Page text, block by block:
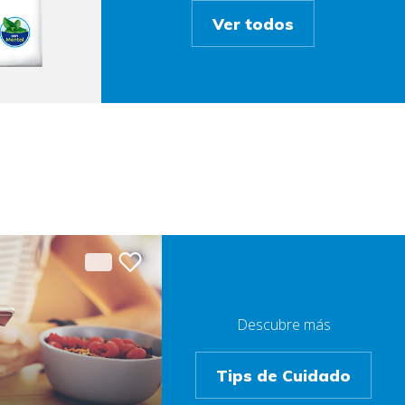
Ver todos
Descubre más
Tips de Cuidado